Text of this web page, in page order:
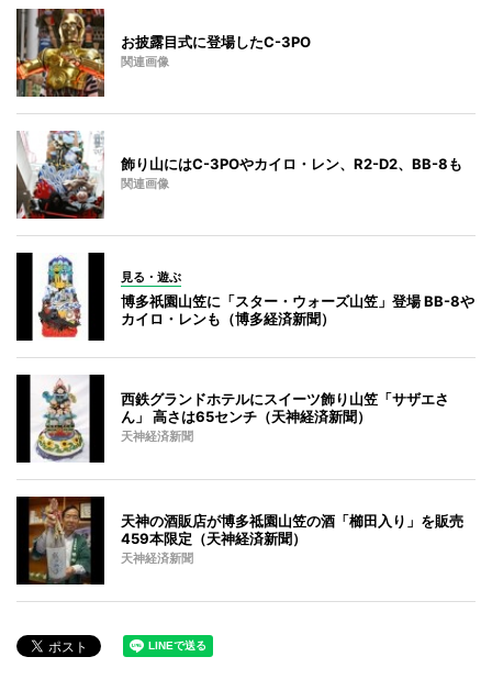
お披露目式に登場したC-3PO
関連画像
飾り山にはC-3POやカイロ・レン、R2-D2、BB-8も
関連画像
見る・遊ぶ
博多祇園山笠に「スター・ウォーズ山笠」登場 BB-8や
カイロ・レンも（博多経済新聞）
西鉄グランドホテルにスイーツ飾り山笠「サザエさ
ん」 高さは65センチ（天神経済新聞）
天神経済新聞
天神の酒販店が博多祗園山笠の酒「櫛田入り」を販売
459本限定（天神経済新聞）
天神経済新聞